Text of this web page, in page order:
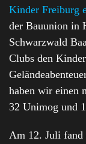
Kinder Freiburg
der Bauunion in
Schwarzwald
Clubs den
haben wir einen
32 Unimog und
Am 12. Juli fand